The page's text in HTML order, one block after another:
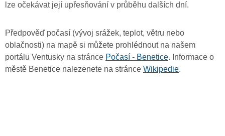
lze očekávat její upřesňování v průběhu dalších dní.
Předpověď počasí (vývoj srážek, teplot, větru nebo
oblačnosti) na mapě si můžete prohlédnout na našem
portálu Ventusky na stránce Počasí - Benetice. Informace o
městě Benetice nalezenete na stránce Wikipedie.